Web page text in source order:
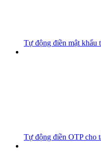
Tự động điền mật khẩu
Tự động điền OTP cho